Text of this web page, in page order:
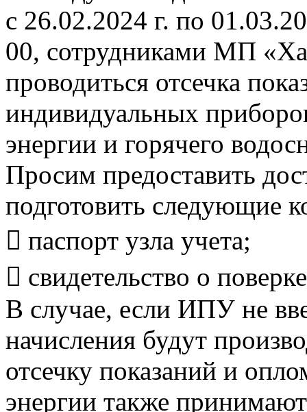
с 26.02.2024 г. по
00, сотрудниками МП
проводиться отсечка
индивидуальных
энергии и горячего
Просим предоставить
подготовить следующие
 паспорт узла учета;
 свидетельство о
В случае, если ИПУ не
начисления будут
отсечку показаний и
энергии также